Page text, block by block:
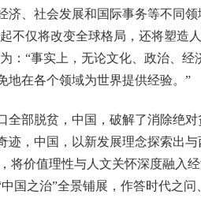
、社会发展和国际事务等不同
不仅将改变全球格局，还将塑造
：“事实上，无论文化、政治、
地在各个领域为世界提供经验。”
全部脱贫，中国，破解了消除绝
迹，中国，以新发展理念探索出
将价值理性与人文关怀深度融入
之治”全景铺展，作答时代之问